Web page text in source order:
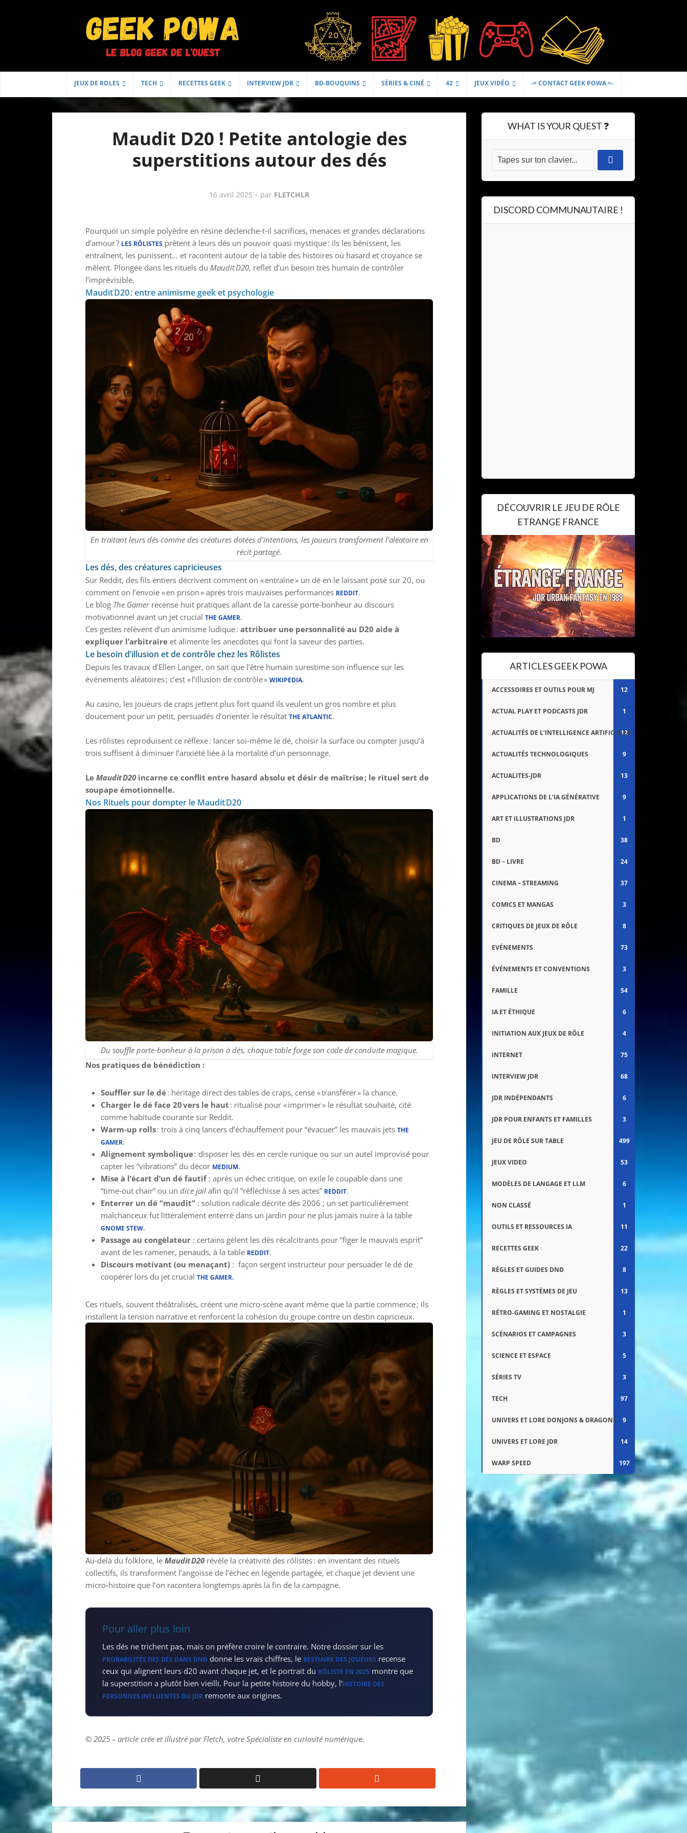
JEUX DE ROLES TECH RECETTES GEEK INTERVIEW JDR BD-BOUQUINS SÉRIES & CINÉ 42 JEUX VIDÉO -= CONTACT GEEK POWA =-
Maudit D20 ! Petite antologie des
superstitions autour des dés
16 avril 2025 par FLETCHLR
Pourquoi un simple polyèdre en résine déclenche‑t‑il sacrifices, menaces et grandes déclarations
d’amour ? LES RÔLISTES prêtent à leurs dés un pouvoir quasi mystique : ils les bénissent, les
entraînent, les punissent… et racontent autour de la table des histoires où hasard et croyance se
mêlent. Plongée dans les rituels du Maudit D20, reflet d’un besoin très humain de contrôler
l’imprévisible.
Maudit D20 : entre animisme geek et psychologie
En traitant leurs dés comme des créatures dotées d’intentions, les joueurs transforment l’aléatoire en
récit partagé.
Les dés, des créatures capricieuses
Sur Reddit, des fils entiers décrivent comment on « entraîne » un dé en le laissant posé sur 20, ou
comment on l’envoie « en prison » après trois mauvaises performances REDDIT.
Le blog The Gamerrecense huit pratiques allant de la caresse porte‑bonheur au discours
motivationnel avant un jet crucial THE GAMER.
Ces gestes relèvent d’un animisme ludique : attribuer une personnalité au D20 aide à
expliquer l’arbitraire et alimente les anecdotes qui font la saveur des parties.
Le besoin d’illusion et de contrôle chez les Rôlistes
Depuis les travaux d’Ellen Langer, on sait que l’être humain surestime son influence sur les
événements aléatoires ; c’est « l’illusion de contrôle » WIKIPEDIA.
Au casino, les joueurs de craps jettent plus fort quand ils veulent un gros nombre et plus
doucement pour un petit, persuadés d’orienter le résultat THE ATLANTIC.
Les rôlistes reproduisent ce réflexe : lancer soi‑même le dé, choisir la surface ou compter jusqu’à
trois suffisent à diminuer l’anxiété liée à la mortalité d’un personnage.
Le Maudit D20 incarne ce conflit entre hasard absolu et désir de maîtrise ; le rituel sert de
soupape émotionnelle.
Nos Rituels pour dompter le Maudit D20
Du souffle porte‑bonheur à la prison à dés, chaque table forge son code de conduite magique.
Nos pratiques de bénédiction :
Souffler sur le dé: héritage direct des tables de craps, censé « transférer » la chance.
Charger le dé face 20 vers le haut : ritualisé pour « imprimer » le résultat souhaité, cité
comme habitude courante sur Reddit.
Warm‑up rolls: trois à cinq lancers d’échauffement pour “évacuer” les mauvais jets THE
GAMER.
Alignement symbolique: disposer les dés en cercle runique ou sur un autel improvisé pour
capter les “vibrations” du décor MEDIUM.
Mise à l’écart d’un dé fautif: après un échec critique, on exile le coupable dans une
“time‑out chair” ou un dice jail afin qu’il “réfléchisse à ses actes” REDDIT.
Enterrer un dé “maudit” : solution radicale décrite dès 2006 ; un set particulièrement
malchanceux fut littéralement enterré dans un jardin pour ne plus jamais nuire à la table
GNOME STEW.
Passage au congélateur : certains gèlent les dés récalcitrants pour “figer le mauvais esprit”
avant de les ramener, penauds, à la table REDDIT.
Discours motivant (ou menaçant) : façon sergent instructeur pour persuader le dé de
coopérer lors du jet crucial THE GAMER.
Ces rituels, souvent théâtralisés, créent une micro‑scène avant même que la partie commence ; ils
installent la tension narrative et renforcent la cohésion du groupe contre un destin capricieux.
Au‑delà du folklore, le Maudit D20 révèle la créativité des rôlistes : en inventant des rituels
collectifs, ils transforment l’angoisse de l’échec en légende partagée, et chaque jet devient une
micro‑histoire que l’on racontera longtemps après la fin de la campagne.
Pour aller plus loin
Les dés ne trichent pas, mais on préfère croire le contraire. Notre dossier sur les
PROBABILITÉS DES DÉS DANS DND donne les vrais chiffres, le BESTIAIRE DES JOUEURS recense
ceux qui alignent leurs d20 avant chaque jet, et le portrait du RÔLISTE EN 2025 montre que
la superstition a plutôt bien vieilli. Pour la petite histoire du hobby, l’HISTOIRE DES
PERSONNES INFLUENTES DU JDR remonte aux origines.
© 2025 – article crée et illustré par Fletch, votre Spécialiste en curiosité numérique.
WHAT IS YOUR QUEST ❓
DISCORD COMMUNAUTAIRE !
DÉCOUVRIR LE JEU DE RÔLE
ETRANGE FRANCE
ARTICLES GEEK POWA
ACCESSOIRES ET OUTILS POUR MJ 12
ACTUAL PLAY ET PODCASTS JDR 1
ACTUALITÉS DE L’INTELLIGENCE ARTIFICIELLE
12
ACTUALITÉS TECHNOLOGIQUES 9
ACTUALITES-JDR 13
APPLICATIONS DE L’IA GÉNÉRATIVE 9
ART ET ILLUSTRATIONS JDR 1
BD 38
BD – LIVRE 24
CINEMA – STREAMING 37
COMICS ET MANGAS 3
CRITIQUES DE JEUX DE RÔLE 8
EVÉNEMENTS 73
ÉVÉNEMENTS ET CONVENTIONS 3
FAMILLE 54
IA ET ÉTHIQUE 6
INITIATION AUX JEUX DE RÔLE 4
INTERNET 75
INTERVIEW JDR 68
JDR INDÉPENDANTS 6
JDR POUR ENFANTS ET FAMILLES 3
JEU DE RÔLE SUR TABLE 499
JEUX VIDEO 53
MODÈLES DE LANGAGE ET LLM 6
NON CLASSÉ 1
OUTILS ET RESSOURCES IA 11
RECETTES GEEK 22
RÈGLES ET GUIDES DND 8
RÈGLES ET SYSTÈMES DE JEU 13
RÉTRO-GAMING ET NOSTALGIE 1
SCÉNARIOS ET CAMPAGNES 3
SCIENCE ET ESPACE 5
SÉRIES TV 3
TECH 97
UNIVERS ET LORE DONJONS & DRAGONS 9
UNIVERS ET LORE JDR 14
WARP SPEED 197